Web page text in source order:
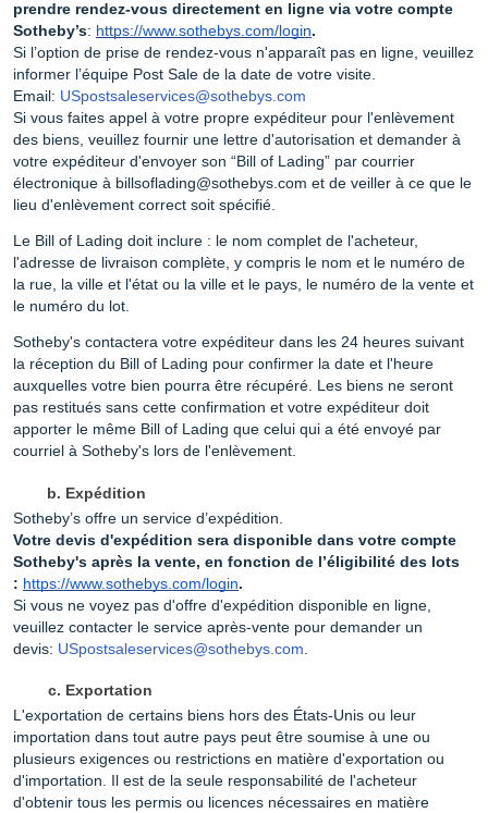
prendre rendez-vous directement en ligne via votre compte
Sotheby’s: https://www.sothebys.com/login.
Si l’option de prise de rendez-vous n'apparaît pas en ligne, veuillez
informer l’équipe Post Sale de la date de votre visite.
Email: USpostsaleservices@sothebys.com
Si vous faites appel à votre propre expéditeur pour l'enlèvement
des biens, veuillez fournir une lettre d'autorisation et demander à
votre expéditeur d'envoyer son “Bill of Lading” par courrier
électronique à billsoflading@sothebys.com et de veiller à ce que le
lieu d'enlèvement correct soit spécifié.
Le Bill of Lading doit inclure : le nom complet de l'acheteur,
l'adresse de livraison complète, y compris le nom et le numéro de
la rue, la ville et l'état ou la ville et le pays, le numéro de la vente et
le numéro du lot.
Sotheby's contactera votre expéditeur dans les 24 heures suivant
la réception du Bill of Lading pour confirmer la date et l'heure
auxquelles votre bien pourra être récupéré. Les biens ne seront
pas restitués sans cette confirmation et votre expéditeur doit
apporter le même Bill of Lading que celui qui a été envoyé par
courriel à Sotheby's lors de l'enlèvement.
Expédition
Sotheby’s offre un service d’expédition.
Votre devis d'expédition sera disponible dans votre compte
Sotheby's après la vente, en fonction de l’éligibilité des lots
: https://www.sothebys.com/login.
Si vous ne voyez pas d'offre d'expédition disponible en ligne,
veuillez contacter le service après-vente pour demander un
devis: USpostsaleservices@sothebys.com
Exportation
L'exportation de certains biens hors des États-Unis ou leur
importation dans tout autre pays peut être soumise à une ou
plusieurs exigences ou restrictions en matière d'exportation ou
d'importation. Il est de la seule responsabilité de l'acheteur
d'obtenir tous les permis ou licences nécessaires en matière